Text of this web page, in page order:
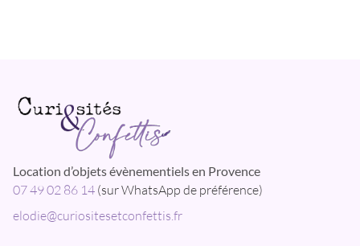
Location d’objets évènementiels en Provence
07 49 02 86 14 (sur WhatsApp de préférence)
elodie@curiositesetconfettis.fr